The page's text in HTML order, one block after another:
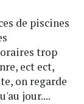
de piscines
trop
ect ect,
on regarde
jour....